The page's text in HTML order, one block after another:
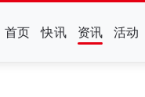
首页 快讯 资讯 活动